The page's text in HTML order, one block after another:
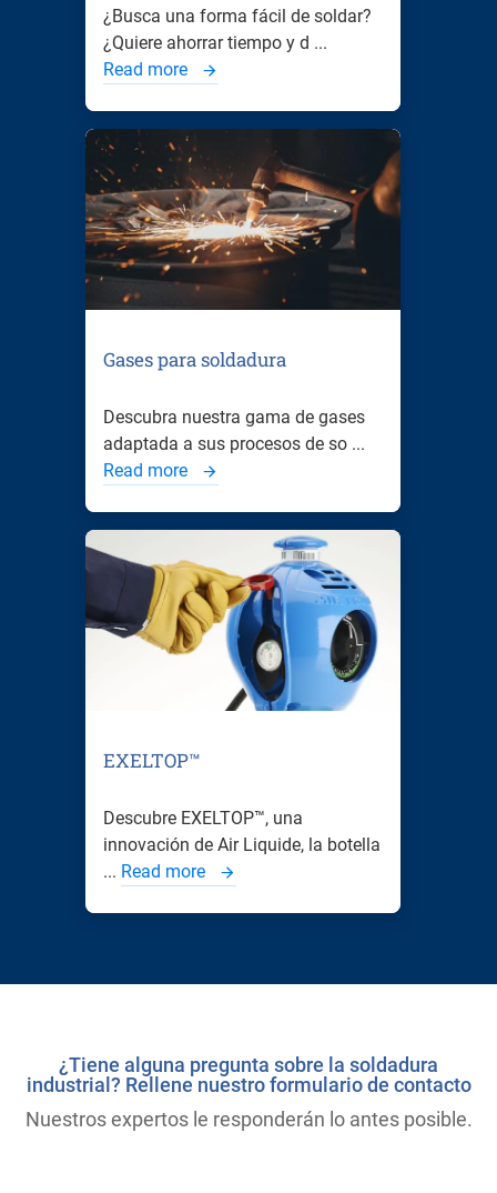
¿Busca una forma fácil de soldar?
¿Quiere ahorrar tiempo y d ...
Read more
Gases para soldadura
Descubra nuestra gama de gases
adaptada a sus procesos de so ...
Read more
EXELTOP™
Descubre EXELTOP™, una
innovación de Air Liquide, la botella
... Read more
¿Tiene alguna pregunta sobre la soldadura
industrial? Rellene nuestro formulario de contacto
Nuestros expertos le responderán lo antes posible.